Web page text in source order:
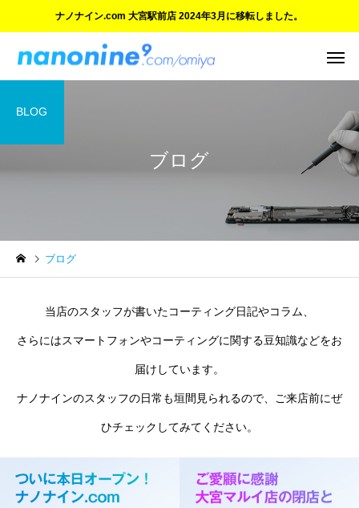
ナノナイン.com 大宮駅前店 2024年3月に移転しました。
ご愛顧に感謝 大宮マルイ店
ついにオープン！『ナ
ブログ
BLOG
ブログ
当店のスタッフが書いたコーティング日記やコラム、
さらにはスマートフォンやコーティングに関する豆知識などをお
届けしています。
ナノナインのスタッフの日常も垣間見られるので、ご来店前にぜ
ひチェックしてみてください。